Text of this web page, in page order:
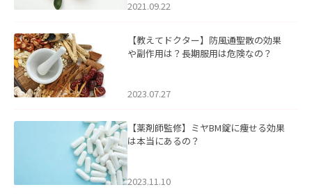
2021.09.22
【教えてドクター】防風通聖散の効果
や副作用は？長期服用は危険なの？
2023.07.27
【薬剤師監修】ミヤBM錠に痩せる効果
は本当にあるの？
2023.11.10